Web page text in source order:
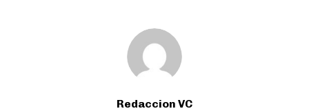
Redaccion VC